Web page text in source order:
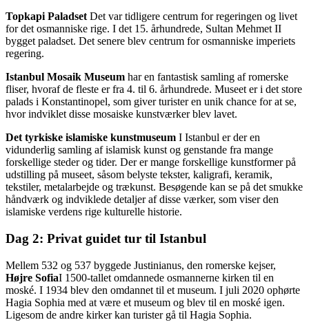
Topkapi Paladset Det var tidligere centrum for regeringen og livet
for det osmanniske rige. I det 15. århundrede, Sultan Mehmet II
bygget paladset. Det senere blev centrum for osmanniske imperiets
regering.
Istanbul Mosaik Museum har en fantastisk samling af romerske
fliser, hvoraf de fleste er fra 4. til 6. århundrede. Museet er i det store
palads i Konstantinopel, som giver turister en unik chance for at se,
hvor indviklet disse mosaiske kunstværker blev lavet.
Det tyrkiske islamiske kunstmuseum I Istanbul er der en
vidunderlig samling af islamisk kunst og genstande fra mange
forskellige steder og tider. Der er mange forskellige kunstformer på
udstilling på museet, såsom belyste tekster, kaligrafi, keramik,
tekstiler, metalarbejde og trækunst. Besøgende kan se på det smukke
håndværk og indviklede detaljer af disse værker, som viser den
islamiske verdens rige kulturelle historie.
Dag 2: Privat guidet tur til Istanbul
Mellem 532 og 537 byggede Justinianus, den romerske kejser,
Højre SofiaI 1500-tallet omdannede osmannerne kirken til en
moské. I 1934 blev den omdannet til et museum. I juli 2020 ophørte
Hagia Sophia med at være et museum og blev til en moské igen.
Ligesom de andre kirker kan turister gå til Hagia Sophia.